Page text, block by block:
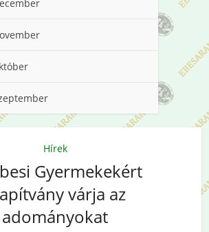
Hírek
Gyermekekért
várja az
adományokat